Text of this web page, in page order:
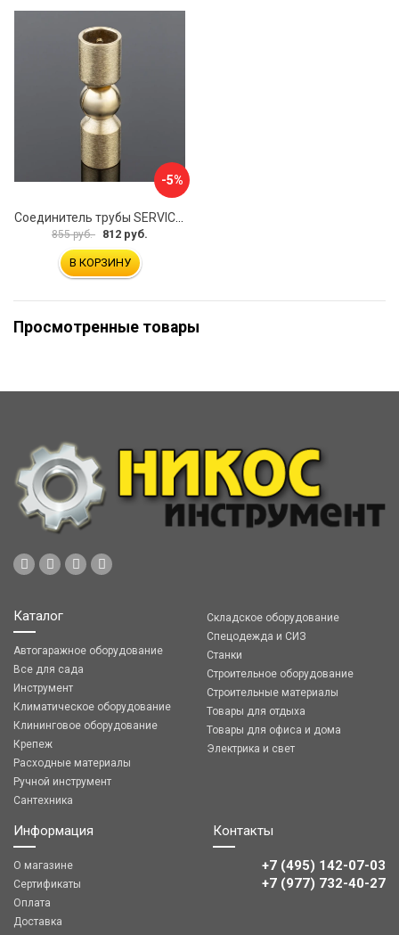
-5%
855 руб. 812 руб.
В КОРЗИНУ
Просмотренные товары
Каталог
Автогаражное оборудование
Все для сада
Инструмент
Климатическое оборудование
Клининговое оборудование
Крепеж
Расходные материалы
Ручной инструмент
Сантехника
Складское оборудование
Спецодежда и СИЗ
Станки
Строительное оборудование
Строительные материалы
Товары для отдыха
Товары для офиса и дома
Электрика и свет
Информация
О магазине
Сертификаты
Оплата
Доставка
Контакты
+7 (495) 142-07-03
‎‎+7 (977) 732-40-27